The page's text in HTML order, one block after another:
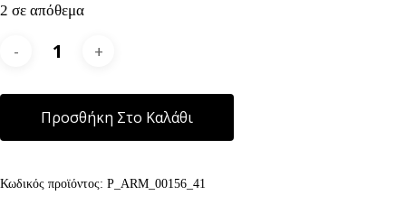
2 σε απόθεμα
Προσθήκη Στο Καλάθι
Κωδικός προϊόντος: P_ARM_00156_41